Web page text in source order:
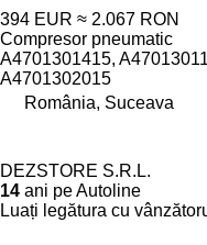
394 EUR ≈ 2.067 RON
Compresor pneumatic
A4701301415,
A4701302015
România, Suceava
DEZSTORE S.R.L.
14 ani pe Autoline
Luați legătura cu